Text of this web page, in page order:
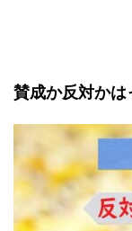
賛成か反対か